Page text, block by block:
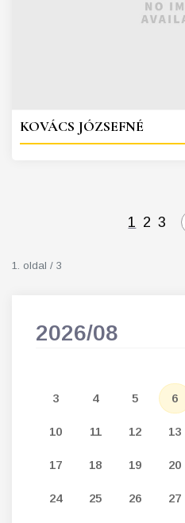
KOVÁCS JÓZSEFNÉ
1 2 3
1. oldal / 3
2026/08
3 4 5 6
10 11 12 13
17 18 19 20
24 25 26 27